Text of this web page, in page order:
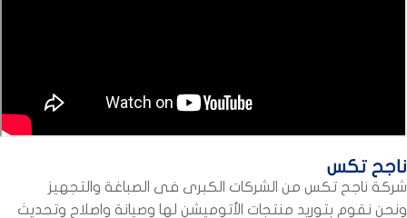
تكس
ناجح تكس من الشركات الكبرى فى الصباغة والتجهيز
نقوم بتوريد منتجات الأتوميشن لها وصيانة واصلاح وتحديث